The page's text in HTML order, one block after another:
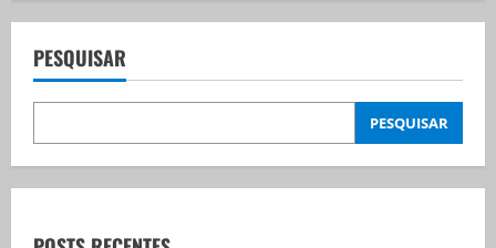
a
v
i
g
PESQUISAR
PESQUISAR